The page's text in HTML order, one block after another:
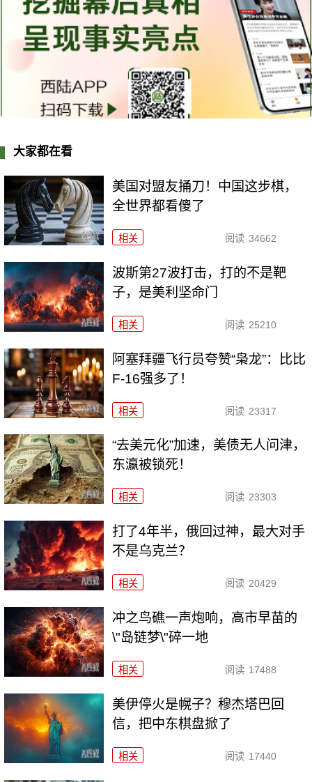
大家都在看
美国对盟友捅刀！中国这步棋，
全世界都看傻了
相关 阅读 34662
波斯第27波打击，打的不是靶
子，是美利坚命门
相关 阅读 25210
阿塞拜疆飞行员夸赞“枭龙”：比比
F-16强多了！
相关 阅读 23317
“去美元化”加速，美债无人问津，
东瀛被锁死！
相关 阅读 23303
打了4年半，俄回过神，最大对手
不是乌克兰？
相关 阅读 20429
冲之鸟礁一声炮响，高市早苗的
\"岛链梦\"碎一地
相关 阅读 17488
美伊停火是幌子？穆杰塔巴回
信，把中东棋盘掀了
相关 阅读 17440